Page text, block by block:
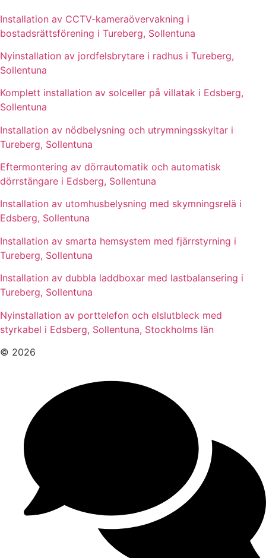
Installation av CCTV-kameraövervakning i
bostadsrättsförening i Tureberg, Sollentuna
Nyinstallation av jordfelsbrytare i radhus i Tureberg,
Sollentuna
Komplett installation av solceller på villatak i Edsberg,
Sollentuna
Installation av nödbelysning och utrymningsskyltar i
Tureberg, Sollentuna
Eftermontering av dörrautomatik och automatisk
dörrstängare i Edsberg, Sollentuna
Installation av utomhusbelysning med skymningsrelä i
Edsberg, Sollentuna
Installation av smarta hemsystem med fjärrstyrning i
Tureberg, Sollentuna
Installation av dubbla laddboxar med lastbalansering i
Tureberg, Sollentuna
Nyinstallation av porttelefon och elslutbleck med
styrkabel i Edsberg, Sollentuna, Stockholms län
© 2026